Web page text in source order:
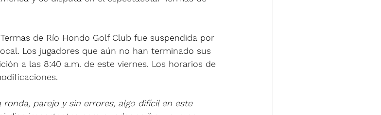
de Río Hondo Golf Club fue suspendida por
Los jugadores que aún no han terminado sus
a las 8:40 a.m. de este viernes. Los horarios de
parejo y sin errores, algo difícil en este